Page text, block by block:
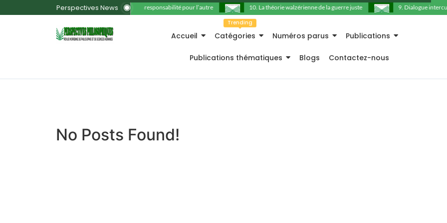
Perspectives News 11. La responsabilité pour l’autre 10. La théorie walzérienne de la guerre juste 9. Dialogue
Accueil Catégories
Trending
Numéros parus Publications
Publications thématiques Blogs Contactez-nous
No Posts Found!